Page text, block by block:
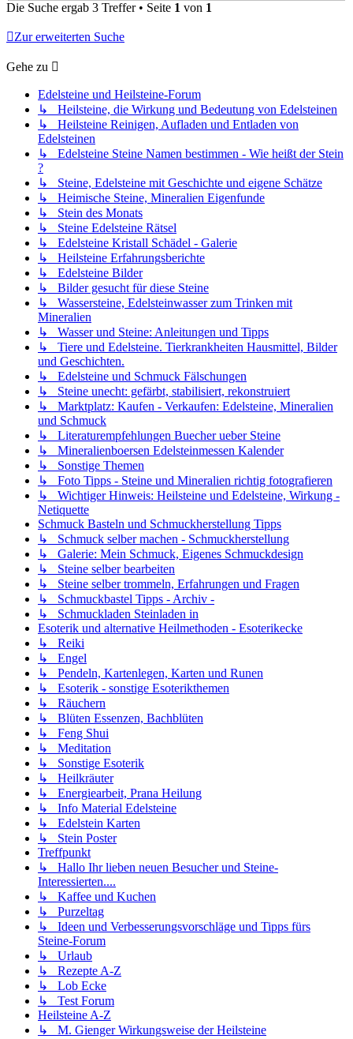
Die Suche ergab 3 Treffer • Seite 1 von 1
Zur erweiterten Suche
Gehe zu
Edelsteine und Heilsteine-Forum
↳ Heilsteine, die Wirkung und Bedeutung von Edelsteinen
↳ Heilsteine Reinigen, Aufladen und Entladen von
Edelsteinen
↳ Edelsteine Steine Namen bestimmen - Wie heißt der Stein
?
↳ Steine, Edelsteine mit Geschichte und eigene Schätze
↳ Heimische Steine, Mineralien Eigenfunde
↳ Stein des Monats
↳ Steine Edelsteine Rätsel
↳ Edelsteine Kristall Schädel - Galerie
↳ Heilsteine Erfahrungsberichte
↳ Edelsteine Bilder
↳ Bilder gesucht für diese Steine
↳ Wassersteine, Edelsteinwasser zum Trinken mit
Mineralien
↳ Wasser und Steine: Anleitungen und Tipps
↳ Tiere und Edelsteine. Tierkrankheiten Hausmittel, Bilder
und Geschichten.
↳ Edelsteine und Schmuck Fälschungen
↳ Steine unecht: gefärbt, stabilisiert, rekonstruiert
↳ Marktplatz: Kaufen - Verkaufen: Edelsteine, Mineralien
und Schmuck
↳ Literaturempfehlungen Buecher ueber Steine
↳ Mineralienboersen Edelsteinmessen Kalender
↳ Sonstige Themen
↳ Foto Tipps - Steine und Mineralien richtig fotografieren
↳ Wichtiger Hinweis: Heilsteine und Edelsteine, Wirkung -
Netiquette
Schmuck Basteln und Schmuckherstellung Tipps
↳ Schmuck selber machen - Schmuckherstellung
↳ Galerie: Mein Schmuck, Eigenes Schmuckdesign
↳ Steine selber bearbeiten
↳ Steine selber trommeln, Erfahrungen und Fragen
↳ Schmuckbastel Tipps - Archiv -
↳ Schmuckladen Steinladen in
Esoterik und alternative Heilmethoden - Esoterikecke
↳ Reiki
↳ Engel
↳ Pendeln, Kartenlegen, Karten und Runen
↳ Esoterik - sonstige Esoterikthemen
↳ Räuchern
↳ Blüten Essenzen, Bachblüten
↳ Feng Shui
↳ Meditation
↳ Sonstige Esoterik
↳ Heilkräuter
↳ Energiearbeit, Prana Heilung
↳ Info Material Edelsteine
↳ Edelstein Karten
↳ Stein Poster
Treffpunkt
↳ Hallo Ihr lieben neuen Besucher und Steine-
Interessierten....
↳ Kaffee und Kuchen
↳ Purzeltag
↳ Ideen und Verbesserungsvorschläge und Tipps fürs
Steine-Forum
↳ Urlaub
↳ Rezepte A-Z
↳ Lob Ecke
↳ Test Forum
Heilsteine A-Z
↳ M. Gienger Wirkungsweise der Heilsteine